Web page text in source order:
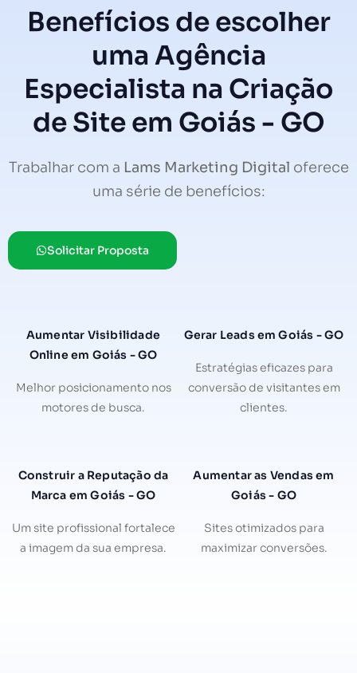
Benefícios de escolher
uma Agência
Especialista na Criação
de Site em Goiás - GO
Trabalhar com a Lams Marketing Digital oferece
uma série de benefícios:
Solicitar Proposta
Aumentar Visibilidade
Online em Goiás - GO
Melhor posicionamento nos
motores de busca.
Gerar Leads em Goiás - GO
Estratégias eficazes para
conversão de visitantes em
clientes.
Construir a Reputação da
Marca em Goiás - GO
Um site profissional fortalece
a imagem da sua empresa.
Aumentar as Vendas em
Goiás - GO
Sites otimizados para
maximizar conversões.